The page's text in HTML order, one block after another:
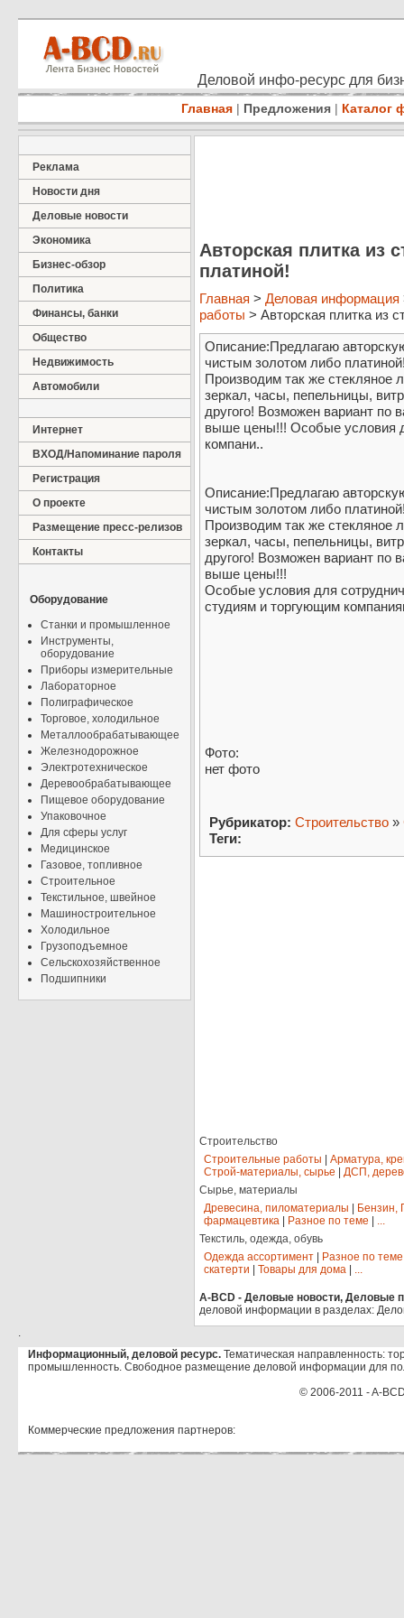
Деловой инфо-ресурс для
Главная | Предложения | Каталог
Реклама
Новости дня
Деловые новости
Экономика
Бизнес-обзор
Политика
Финансы, банки
Общество
Недвижимость
Автомобили
Интернет
ВХОД/Напоминание пароля
Регистрация
О проекте
Размещение пресс-релизов
Контакты
Оборудование
Станки и промышленное
Инструменты,
оборудование
Приборы измерительные
Лабораторное
Полиграфическое
Торговое, холодильное
Металлообрабатывающее
Железнодорожное
Электротехническое
Деревообрабатывающее
Пищевое оборудование
Упаковочное
Для сферы услуг
Медицинское
Газовое, топливное
Строительное
Текстильное, швейное
Машиностроительное
Холодильное
Грузоподъемное
Сельскохозяйственное
Подшипники
Авторская плитка из
платиной!
Главная > Деловая информация
работы > Авторская плитка из
Описание:Предлагаю
чистым золотом либо
Производим так же стекляное
зеркал, часы, пепельницы,
другого! Возможен вариант по
выше цены!!! Особые условия
компани..
Описание:Предлагаю
чистым золотом либо
Производим так же стекляное
зеркал, часы, пепельницы,
другого! Возможен вариант по
выше цены!!!
Особые условия для
студиям и торгующим
Фото:
нет фото
Рубрикатор: Строительство »
Теги:
Строительство
Строительные работы
Арматура,
Строй-материалы, сырье
ДСП,
Сырье, материалы
Древесина, пиломатериалы
Бензин,
фармацевтика
Разное по теме
...
Текстиль, одежда, обувь
Одежда ассортимент
Разное по теме
скатерти
Товары для дома ...
A-BCD - Деловые новости, Деловые
деловой информации в разделах:
.
Информационный, деловой ресурс. Тематическая направленность:
промышленность. Свободное размещение деловой информации для
© 2006-2011 - A-
Коммерческие предложения партнеров: